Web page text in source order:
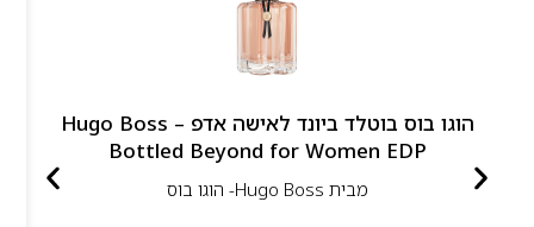
הוגו בוס בוטלד ביונד לאישה אדפ – Hugo Boss
Bottled Beyond for Women EDP
מבית Hugo Boss- הוגו בוס